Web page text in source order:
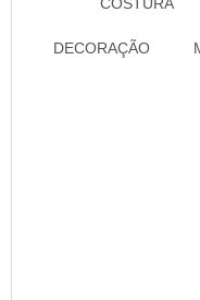
DECORAÇÃO